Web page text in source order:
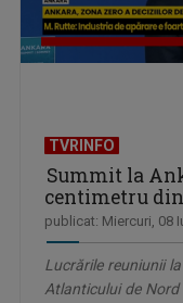
TVRINFO
Summit la
centimetru
publicat: Miercuri, 08
Lucrările reuniunii
Atlanticului de Nord